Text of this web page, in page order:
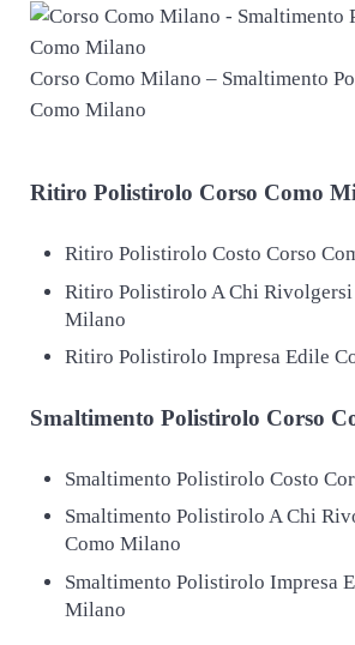
Corso Como Milano – Smaltimento
Como Milano
Ritiro Polistirolo Corso Como
Ritiro Polistirolo Costo Corso
Ritiro Polistirolo A Chi Rivolgersi
Milano
Ritiro Polistirolo Impresa Edile
Smaltimento Polistirolo Corso
Smaltimento Polistirolo Costo
Smaltimento Polistirolo A Chi
Como Milano
Smaltimento Polistirolo Impresa
Milano